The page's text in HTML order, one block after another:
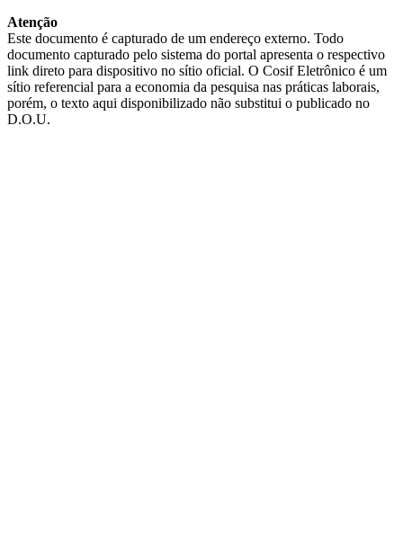
Atenção
Este documento é capturado de um endereço externo. Todo
documento capturado pelo sistema do portal apresenta o respectivo
link direto para dispositivo no sítio oficial. O Cosif Eletrônico é um
sítio referencial para a economia da pesquisa nas práticas laborais,
porém, o texto aqui disponibilizado não substitui o publicado no
D.O.U.